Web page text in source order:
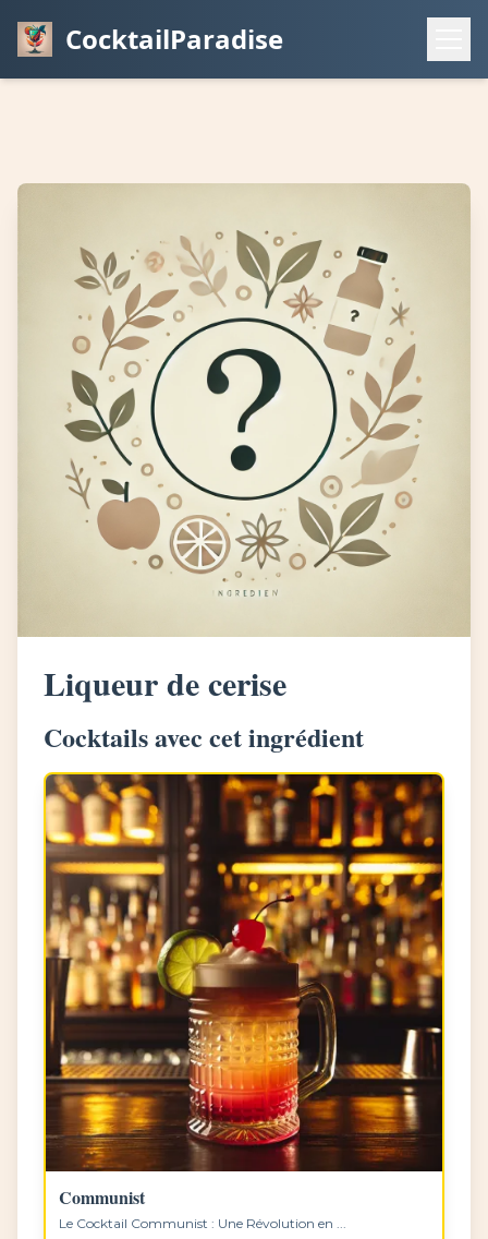
CocktailParadise
Liqueur de cerise
Cocktails avec cet ingrédient
Communist
Le Cocktail Communist : Une Révolution en ...